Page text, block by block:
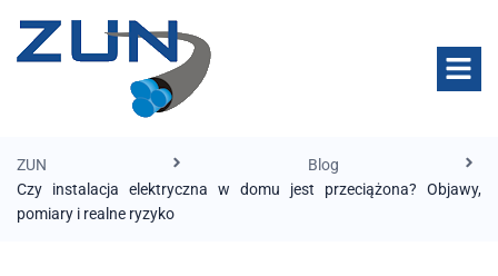
ZUN
Blog
Czy instalacja elektryczna w domu jest przeciążona? Objawy,
pomiary i realne ryzyko